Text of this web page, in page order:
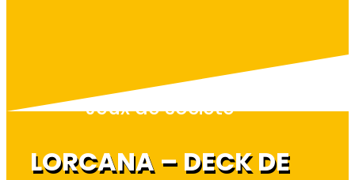
Jeux de société
LORCANA – DECK DE